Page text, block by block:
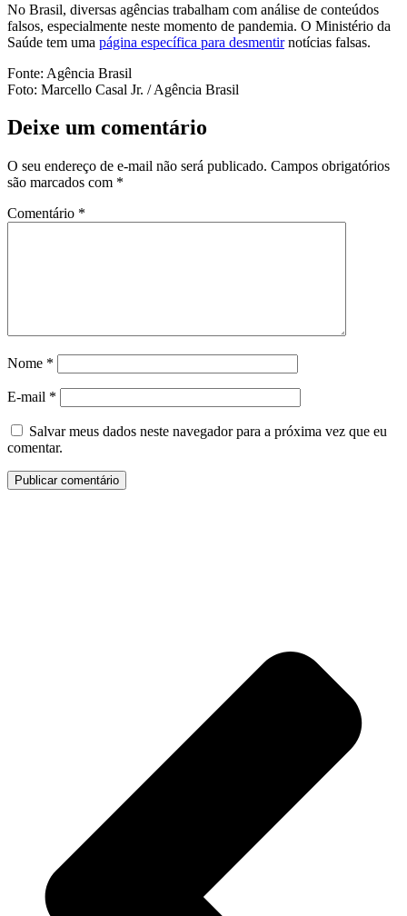
No Brasil, diversas agências trabalham com análise de conteúdos
falsos, especialmente neste momento de pandemia. O Ministério da
Saúde tem uma página específica para desmentirnotícias falsas.
Fonte: Agência Brasil
Foto: Marcello Casal Jr. / Agência Brasil
Deixe um comentário
O seu endereço de e-mail não será publicado. Campos obrigatórios
são marcados com *
Comentário *
Nome *
E-mail *
Salvar meus dados neste navegador para a próxima vez que eu
comentar.